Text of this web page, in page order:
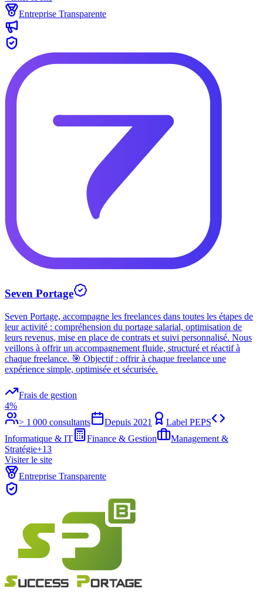
Entreprise Transparente
Seven Portage
Seven Portage, accompagne les freelances dans toutes les étapes de
leur activité : compréhension du portage salarial, optimisation de
leurs revenus, mise en place de contrats et suivi personnalisé. Nous
veillons à offrir un accompagnement fluide, structuré et réactif à
chaque freelance. 🎯 Objectif : offrir à chaque freelance une
expérience simple, optimisée et sécurisée.
Frais de gestion
4%
> 1 000 consultants
Depuis 2021
Label PEPS
Informatique & IT
Finance & Gestion
Management &
Stratégie+13
Visiter le site
Entreprise Transparente